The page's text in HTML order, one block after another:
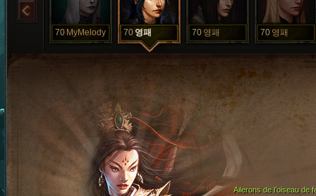
70 MyMelody 70 영패 70 영패 70 영패
Ailerons de l’oiseau de